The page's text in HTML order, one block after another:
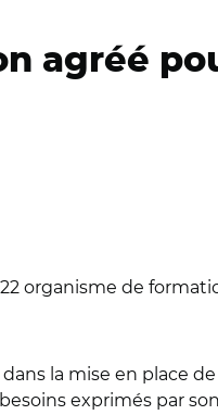
agréé
organisme de
la mise en place
exprimés par